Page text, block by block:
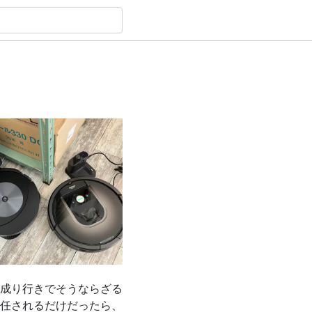
り行きでそうならざる
れるだけだったら、